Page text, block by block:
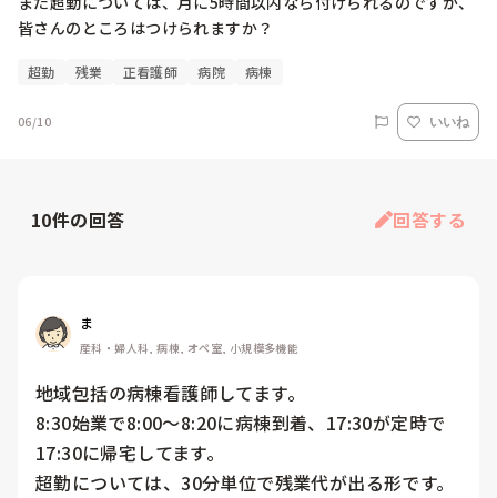
皆さんのところはつけられますか？
超勤 残業 正看護師 病院 病棟
06/10 いいね
10件の回答 回答する
ま
産科・婦人科, 病棟, オペ室, 小規模多機能
地域包括の病棟看護師してます。
8:30始業で8:00～8:20に病棟到着、17:30が定時で
17:30に帰宅してます。
超勤については、30分単位で残業代が出る形です。